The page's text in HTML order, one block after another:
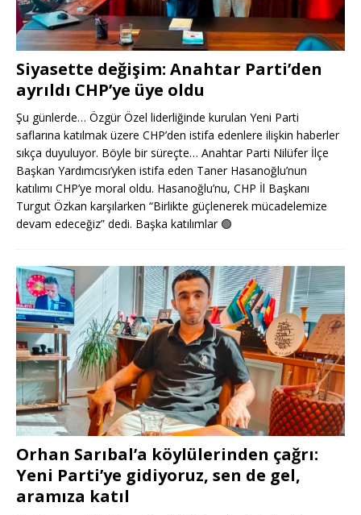
Siyasette değişim: Anahtar Parti’den
ayrıldı CHP’ye üye oldu
Şu günlerde… Özgür Özel liderliğinde kurulan Yeni Parti
saflarına katılmak üzere CHP’den istifa edenlere ilişkin haberler
sıkça duyuluyor. Böyle bir süreçte… Anahtar Parti Nilüfer İlçe
Başkan Yardımcısı’yken istifa eden Taner Hasanoğlu’nun
katılımı CHP’ye moral oldu. Hasanoğlu’nu, CHP İl Başkanı
Turgut Özkan karşılarken “Birlikte güçlenerek mücadelemize
devam edeceğiz” dedi. Başka katılımlar 🟢
Orhan Sarıbal’a köylülerinden çağrı:
Yeni Parti’ye gidiyoruz, sen de gel,
aramıza katıl